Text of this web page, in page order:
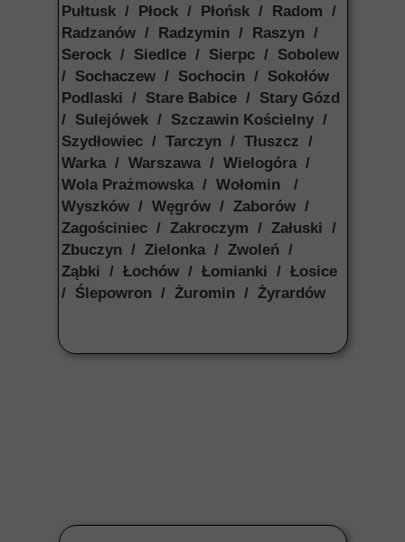
Pułtusk / Płock / Płońsk / Radom /
Radzanów / Radzymin / Raszyn /
Serock / Siedlce / Sierpc / Sobolew
/ Sochaczew / Sochocin / Sokołów
Podlaski / Stare Babice / Stary Gózd
/ Sulejówek / Szczawin Kościelny /
Szydłowiec / Tarczyn / Tłuszcz /
Warka / Warszawa / Wielogóra /
Wola Prażmowska / Wołomin /
Wyszków / Węgrów / Zaborów /
Zagościniec / Zakroczym / Załuski /
Zbuczyn / Zielonka / Zwoleń /
Ząbki / Łochów / Łomianki / Łosice
/ Ślepowron / Żuromin / Żyrardów